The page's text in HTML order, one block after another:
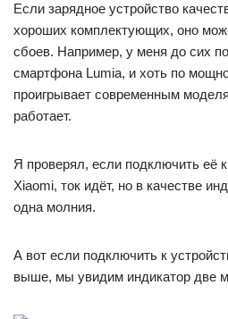
Если зарядное устройство
хороших комплектующих, оно
сбоев. Например, у меня до сих
смартфона Lumia, и хоть по
проигрывает современным
работает.
Я проверял, если подключить её
Xiaomi, ток идёт, но в качестве
одна молния.
А вот если подключить к
выше, мы увидим индикатор две